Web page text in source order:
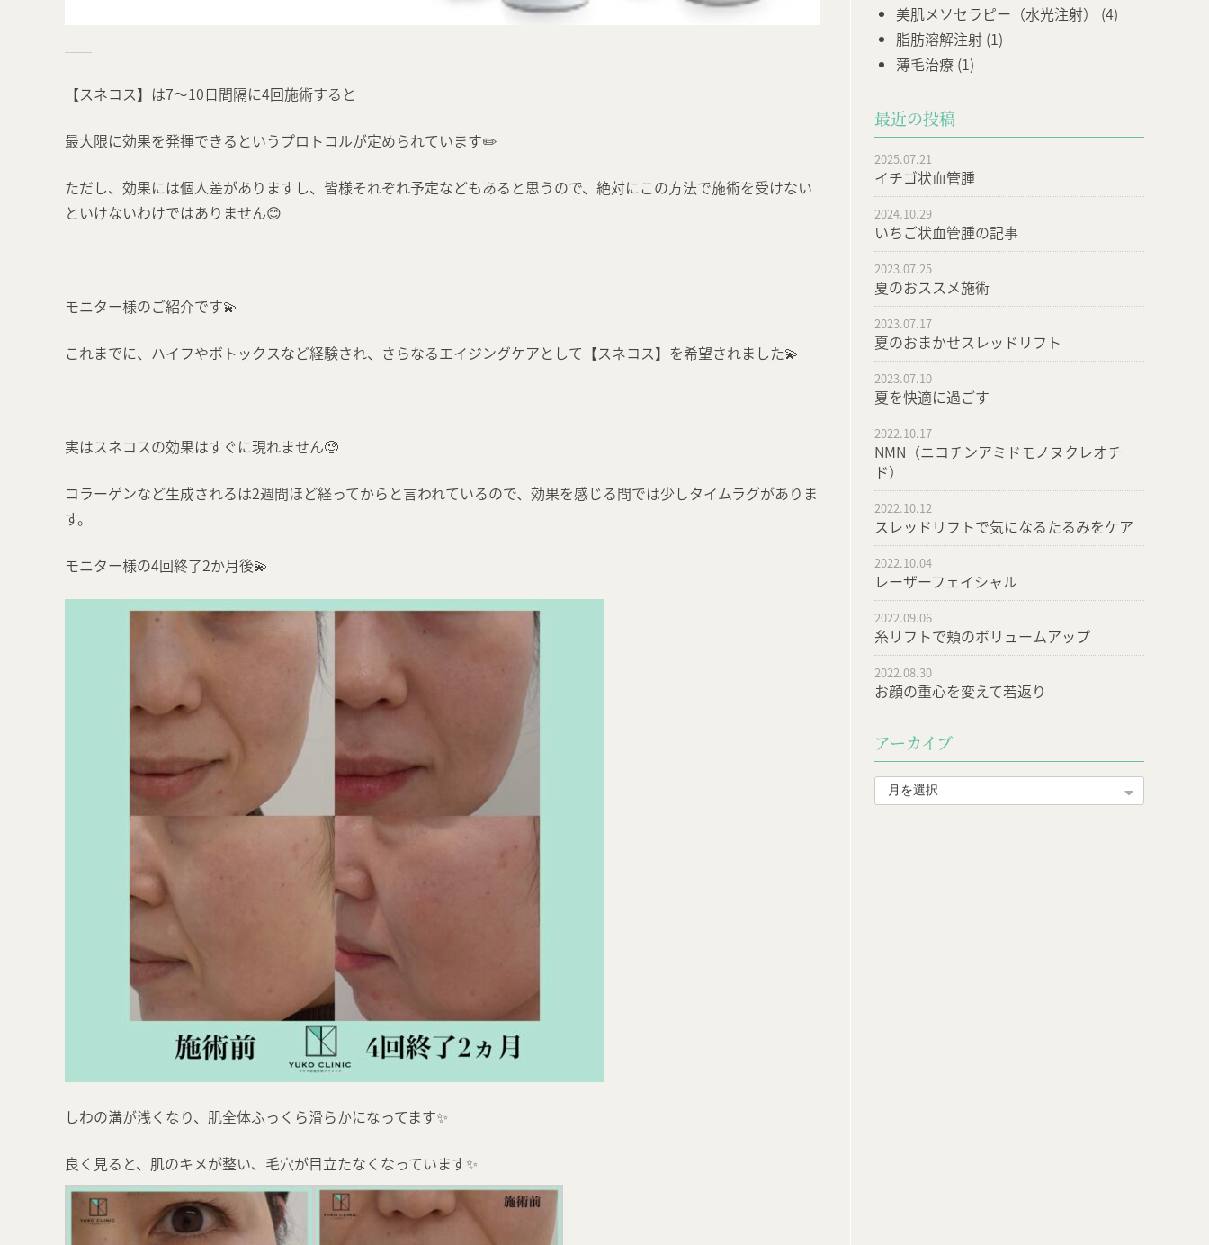
【スネコス】は7～10日間隔に4回施術すると
最大限に効果を発揮できるというプロトコルが定められています✏️
ただし、効果には個人差がありますし、皆様それぞれ予定などもあると思うので、絶対にこの方法で施術を受けない
といけないわけではありません😊
モニター様のご紹介です💫
これまでに、ハイフやボトックスなど経験され、さらなるエイジングケアとして【スネコス】を希望されました💫
実はスネコスの効果はすぐに現れません🧐
コラーゲンなど生成されるは2週間ほど経ってからと言われているので、効果を感じる間では少しタイムラグがありま
す。
モニター様の4回終了2か月後💫
しわの溝が浅くなり、肌全体ふっくら滑らかになってます✨
良く見ると、肌のキメが整い、毛穴が目立たなくなっています✨
美肌メソセラピー（水光注射）
(4)
脂肪溶解注射 (1)
薄毛治療 (1)
最近の投稿
イチゴ状血管腫
2025.07.21
いちご状血管腫の記事
2024.10.29
夏のおススメ施術
2023.07.25
夏のおまかせスレッドリフト
2023.07.17
夏を快適に過ごす
2023.07.10
NMN（ニコチンアミドモノヌクレオチ
ド）
2022.10.17
スレッドリフトで気になるたるみをケア
2022.10.12
レーザーフェイシャル
2022.10.04
糸リフトで頬のボリュームアップ
2022.09.06
お顔の重心を変えて若返り
2022.08.30
アーカイブ